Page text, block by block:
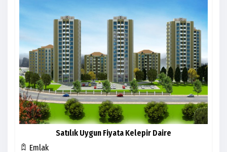
Satılık Uygun Fiyata Kelepir Daire
Emlak